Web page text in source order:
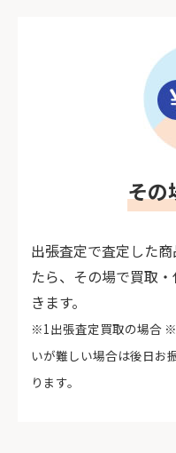
その
出張査定で査定した
たら、その場で買取
きます。
※1出張査定買取の場合
いが難しい場合は後日お
ります。